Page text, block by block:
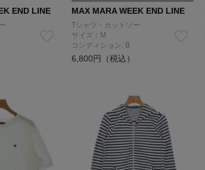
END LINE MAX MARA WEEK END LINE
Tシャツ・カットソー
サイズ：M
コンディション: B
6,800円（税込）